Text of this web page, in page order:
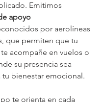
Emitimos
apoyo
por aerolíneas
que permiten que tu
acompañe en vuelos o
su presencia sea
tu bienestar emocional.
te orienta en cada